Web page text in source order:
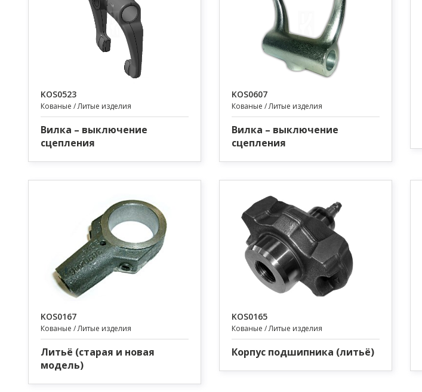
KOS0523
Кованые / Литые изделия
Вилка – выключение
сцепления
KOS0607
Кованые / Литые изделия
Вилка – выключение
сцепления
KOS0167
Кованые / Литые изделия
Литьё (старая и новая
модель)
KOS0165
Кованые / Литые изделия
Корпус подшипника (литьё)